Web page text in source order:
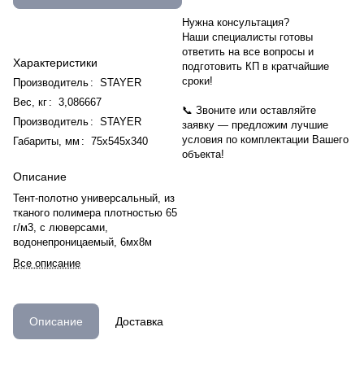
Характеристики
Производитель : STAYER
Вес, кг : 3,086667
Производитель : STAYER
Габариты, мм : 75х545х340
Описание
Тент-полотно универсальный, из
тканого полимера плотностью 65
г/м3, с люверсами,
водонепроницаемый, 6мх8м
Все описание
Нужна консультация?
Наши специалисты готовы
ответить на все вопросы и
подготовить КП в кратчайшие
сроки!
📞 Звоните или оставляйте
заявку — предложим лучшие
условия по комплектации Вашего
объекта!
Описание Доставка